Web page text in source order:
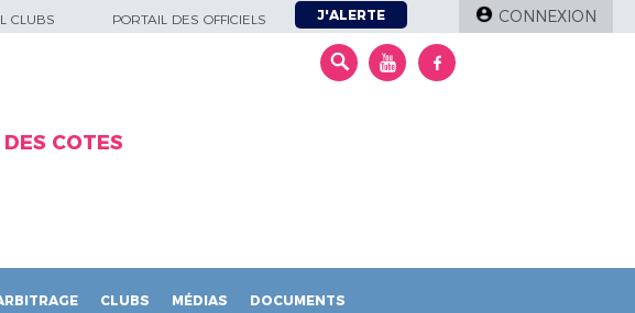
CLUBS PORTAIL DES OFFICIELS J'ALERTE CONNEXION
COTES
CLUBS MÉDIAS DOCUMENTS